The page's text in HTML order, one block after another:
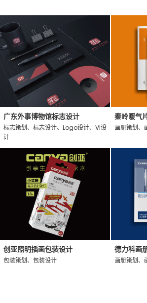
广东外事博物馆标志设计
标志策划、标志设计、Logo设计、VI设
计
秦岭暖气
画册策划、
创亚照明插画包装设计
包装策划、包装设计
德力科画
画册策划、